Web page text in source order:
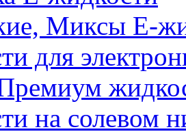
Миксы Е-
для
на солевом